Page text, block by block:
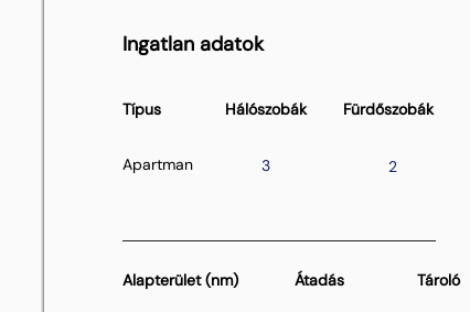
Ingatlan adatok
Típus Hálószobák
Apartman 3
Fürdőszobák
2
Alapterület (nm) Átadás Tároló